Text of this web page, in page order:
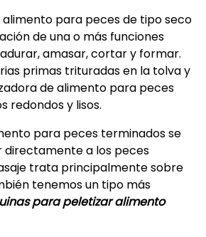
alimento para peces de tipo seco
de una o más funciones
amasar, cortar y formar.
primas trituradas en la tolva y
de alimento para peces
redondos y lisos.
para peces terminados se
directamente a los peces
trata principalmente sobre
tenemos un tipo más
para peletizar alimento